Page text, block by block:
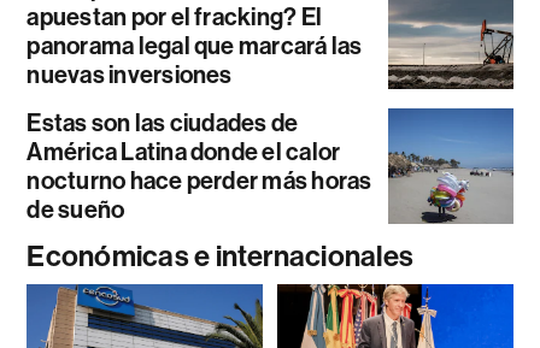
apuestan por el fracking? El
panorama legal que marcará las
nuevas inversiones
Estas son las ciudades de
América Latina donde el calor
nocturno hace perder más horas
de sueño
Económicas e internacionales